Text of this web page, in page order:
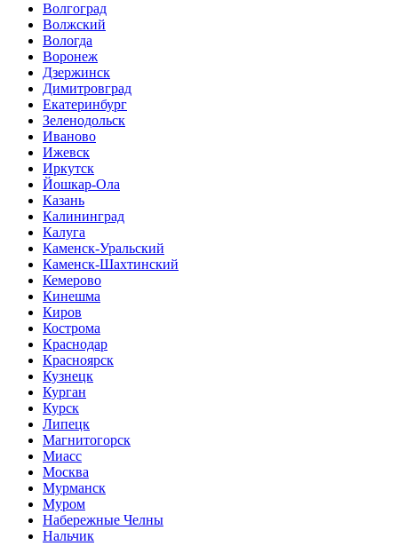
Волгоград
Волжский
Вологда
Воронеж
Дзержинск
Димитровград
Екатеринбург
Зеленодольск
Иваново
Ижевск
Иркутск
Йошкар-Ола
Казань
Калининград
Калуга
Каменск-Уральский
Каменск-Шахтинский
Кемерово
Кинешма
Киров
Кострома
Краснодар
Красноярск
Кузнецк
Курган
Курск
Липецк
Магнитогорск
Миасс
Москва
Мурманск
Муром
Набережные Челны
Нальчик